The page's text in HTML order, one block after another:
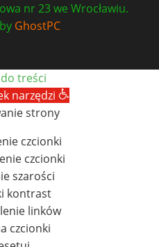
nr 23 we Wrocławiu.
GhostPC
treści
narzędzi
strony
czcionki
czcionki
szarości
kontrast
linków
czcionki